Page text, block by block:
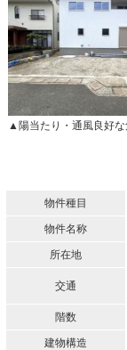
物件種目
物件名称
所在地
交通
階数
建物構造